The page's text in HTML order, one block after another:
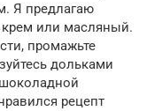
Я предлагаю
или масляный.
промажьте
дольками
рецепт